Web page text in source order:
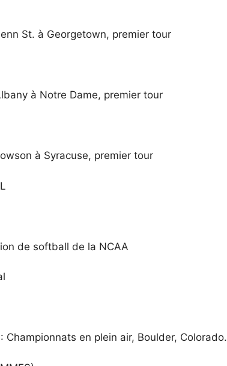
St. à Georgetown, premier tour
à Notre Dame, premier tour
à Syracuse, premier tour
de softball de la NCAA
Championnats en plein air, Boulder, Colorado.